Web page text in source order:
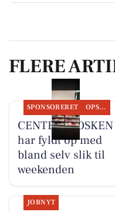
FLERE
SPONSORERET OPSLAGSTAVLEN
CENTER KIOSKEN
har fyldt op med
bland selv slik til
weekenden
JOBNYT